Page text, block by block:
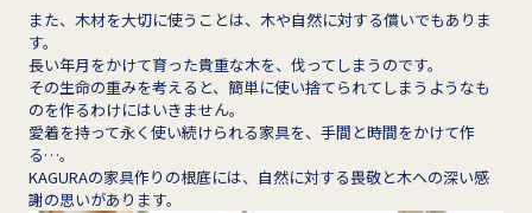
また、木材を大切に使うことは、木や自然に対する償いでもありま
す。
長い年月をかけて育った貴重な木を、伐ってしまうのです。
その生命の重みを考えると、簡単に使い捨てられてしまうようなも
のを作るわけにはいきません。
愛着を持って永く使い続けられる家具を、手間と時間をかけて作
る…。
KAGURAの家具作りの根底には、自然に対する畏敬と木への深い感
謝の思いがあります。